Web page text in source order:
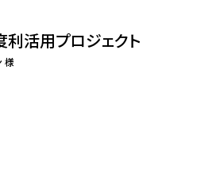
利活用プロジェクト
様